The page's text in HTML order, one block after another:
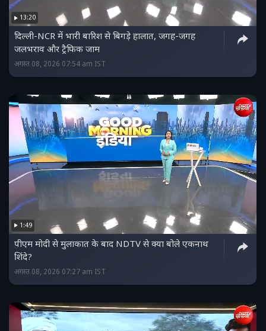
13:20
दिल्ली-NCR में भारी बारिश से बिगड़े हालात, जगह-जगह
जलभराव और ट्रैफिक जाम
अगस्त 08, 2026 07:54 am IST
1:49
पीएम मोदी से मुलाकात के बाद NDTV से क्या बोले एकनाथ
शिंदे?
अगस्त 08, 2026 07:27 am IST